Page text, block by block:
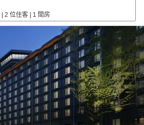
| 2 位住客 | 1 間房